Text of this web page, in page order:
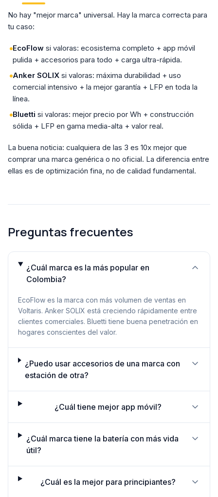
No hay "mejor marca" universal. Hay la marca correcta para
tu caso:
EcoFlow si valoras: ecosistema completo + app móvil
pulida + accesorios para todo + carga ultra-rápida.
Anker SOLIX si valoras: máxima durabilidad + uso
comercial intensivo + la mejor garantía + LFP en toda la
línea.
Bluetti si valoras: mejor precio por Wh + construcción
sólida + LFP en gama media-alta + valor real.
La buena noticia: cualquiera de las 3 es 10x mejor que
comprar una marca genérica o no oficial. La diferencia entre
ellas es de optimización fina, no de calidad fundamental.
Preguntas frecuentes
¿Cuál marca es la más popular en
Colombia?
EcoFlow es la marca con más volumen de ventas en
Voltaris. Anker SOLIX está creciendo rápidamente entre
clientes comerciales. Bluetti tiene buena penetración en
hogares conscientes del valor.
¿Puedo usar accesorios de una marca con
estación de otra?
¿Cuál tiene mejor app móvil?
¿Cuál marca tiene la batería con más vida
útil?
¿Cuál es la mejor para principiantes?